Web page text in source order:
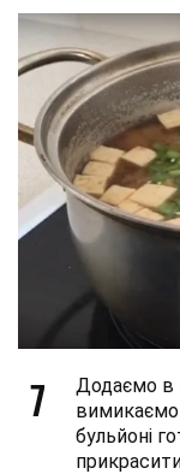
7
Додаємо в
вимикаємо
бульйоні